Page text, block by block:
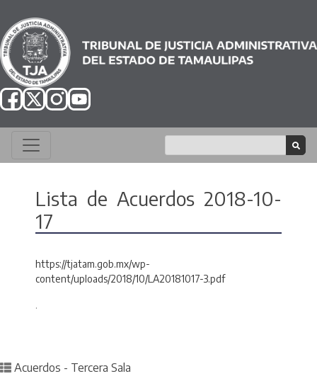
Lista de Acuerdos 2018-10-
17
https://tjatam.gob.mx/wp-
content/uploads/2018/10/LA20181017-3.pdf
.
Posted in
Acuerdos - Tercera Sala